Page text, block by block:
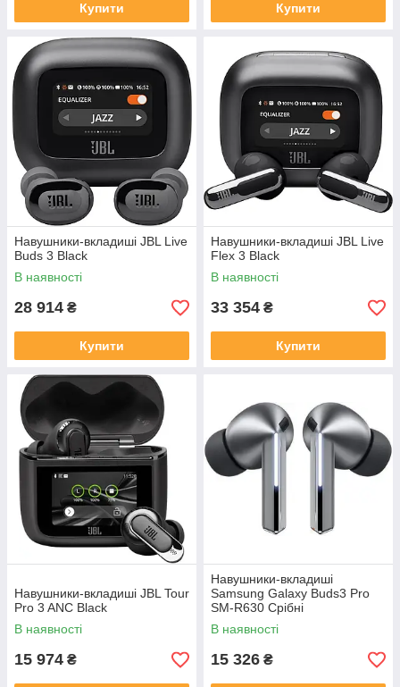
Купити Купити
Навушники-вкладиші JBL Live
Buds 3 Black
В наявності
28 914 ₴
Купити
Навушники-вкладиші JBL Live
Flex 3 Black
В наявності
33 354 ₴
Купити
Навушники-вкладиші JBL Tour
Pro 3 ANC Black
В наявності
15 974 ₴
Навушники-вкладиші
Samsung Galaxy Buds3 Pro
SM-R630 Срібні
В наявності
15 326 ₴